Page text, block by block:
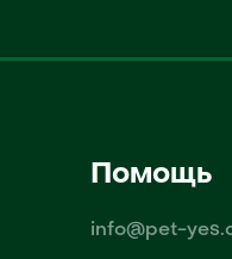
Помощь
info@pet-